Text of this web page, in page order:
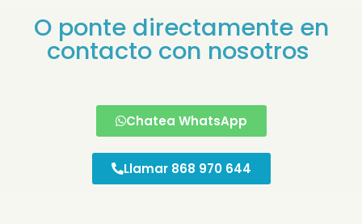
O ponte directamente en
contacto con nosotros
Chatea WhatsApp
Llamar 868 970 644